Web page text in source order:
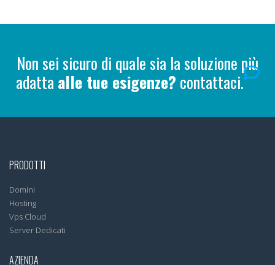
Non sei sicuro di quale sia la soluzione più
adatta alle tue esigenze? contattaci.
PRODOTTI
Domini
Hosting
Vps Cloud
Server Dedicati
AZIENDA